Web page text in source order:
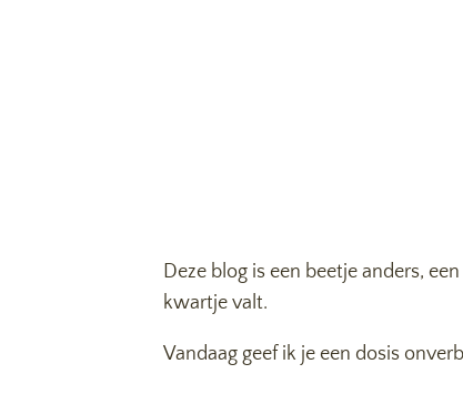
Deze blog is een beetje anders,
kwartje valt.
Vandaag geef ik je een dosis